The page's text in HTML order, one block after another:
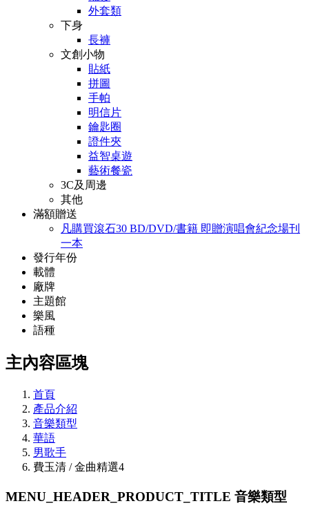
外套類
下身
長褲
文創小物
貼紙
拼圖
手帕
明信片
鑰匙圈
證件夾
益智桌遊
藝術餐瓷
3C及周邊
其他
滿額贈送
凡購買滾石30 BD/DVD/書籍 即贈演唱會紀念場刊
一本
發行年份
載體
廠牌
主題館
樂風
語種
主內容區塊
首頁
產品介紹
音樂類型
華語
男歌手
費玉清 / 金曲精選4
MENU_HEADER_PRODUCT_TITLE 音樂類型